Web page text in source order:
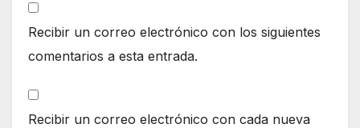
Recibir un correo electrónico con los siguientes
comentarios a esta entrada.
Recibir un correo electrónico con cada nueva